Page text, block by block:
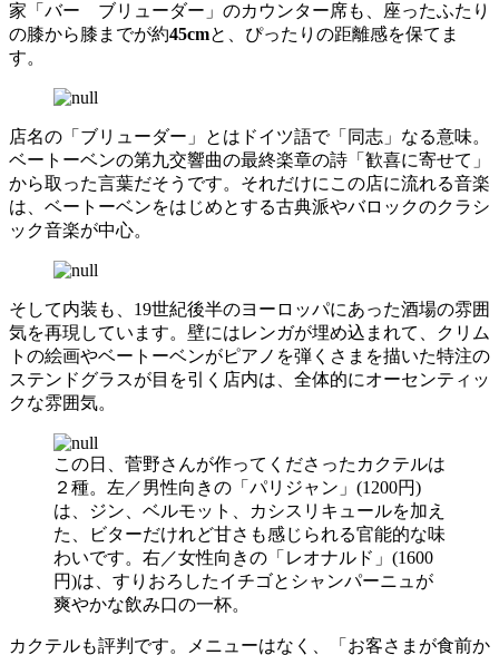
家「バー ブリューダー」のカウンター席も、座ったふたり
の膝から膝までが約45cmと、ぴったりの距離感を保てま
す。
店名の「ブリューダー」とはドイツ語で「同志」なる意味。
ベートーベンの第九交響曲の最終楽章の詩「歓喜に寄せて」
から取った言葉だそうです。それだけにこの店に流れる音楽
は、ベートーベンをはじめとする古典派やバロックのクラシ
ック音楽が中心。
そして内装も、19世紀後半のヨーロッパにあった酒場の雰囲
気を再現しています。壁にはレンガが埋め込まれて、クリム
トの絵画やベートーベンがピアノを弾くさまを描いた特注の
ステンドグラスが目を引く店内は、全体的にオーセンティッ
クな雰囲気。
この日、菅野さんが作ってくださったカクテルは
２種。左／男性向きの「パリジャン」(1200円)
は、ジン、ベルモット、カシスリキュールを加え
た、ビターだけれど甘さも感じられる官能的な味
わいです。右／女性向きの「レオナルド」(1600
円)は、すりおろしたイチゴとシャンパーニュが
爽やかな飲み口の一杯。
カクテルも評判です。メニューはなく、「お客さまが食前か